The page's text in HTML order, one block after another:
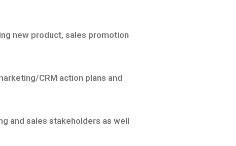
new product, sales promotion
CRM action plans and
and sales stakeholders as well